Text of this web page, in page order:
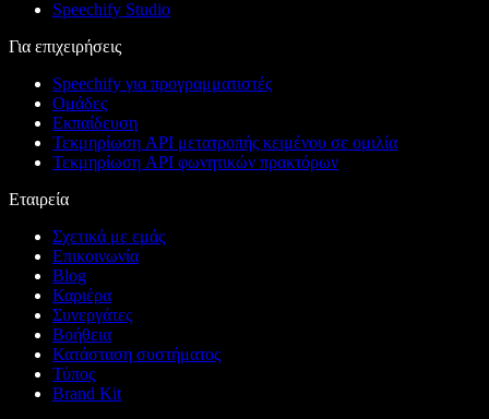
Speechify Studio
Για επιχειρήσεις
Speechify για προγραμματιστές
Ομάδες
Εκπαίδευση
Τεκμηρίωση API μετατροπής κειμένου σε ομιλία
Τεκμηρίωση API φωνητικών πρακτόρων
Εταιρεία
Σχετικά με εμάς
Επικοινωνία
Blog
Καριέρα
Συνεργάτες
Βοήθεια
Κατάσταση συστήματος
Τύπος
Brand Kit